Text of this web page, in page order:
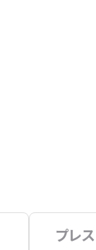
プレ